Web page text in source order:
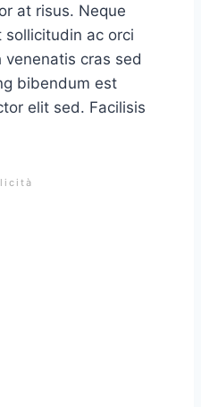
at risus. Neque
ac orci
cras sed
bibendum est
elit sed. Facilisis